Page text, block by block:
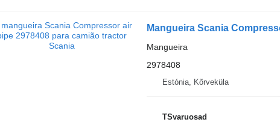
Mangueira Scania
Mangueira
2978408
Estónia, Kõrveküla
TSvaruosad